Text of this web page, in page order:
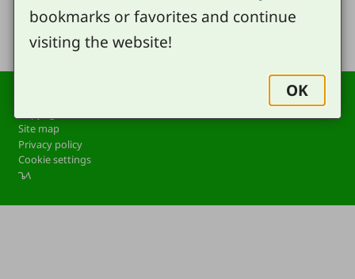
Share
Site map
Privacy policy
Cookie settings
ጌላ
bookmarks or favorites and continue
visiting the website!
OK